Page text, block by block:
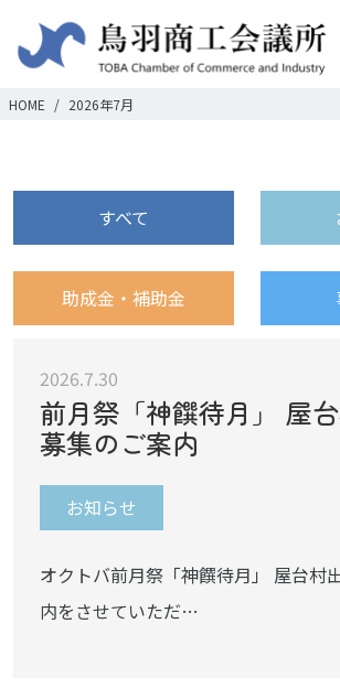
HOME 2026年7月
すべて
助成金・補助金
2026.7.30
前月祭「神饌待月」 屋
募集のご案内
お知らせ
オクトバ前月祭「神饌待月」 屋台村
内をさせていただ…